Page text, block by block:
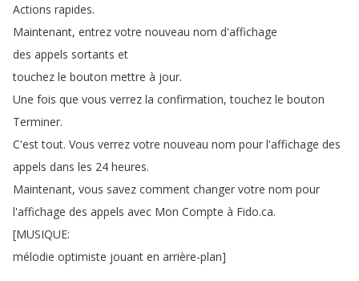
Actions rapides.
Maintenant, entrez votre nouveau nom d'affichage
des appels sortants et
touchez le bouton mettre à jour.
Une fois que vous verrez la confirmation,touchez le bouton
Terminer.
C'est tout. Vous verrez votre nouveau nom pour l'affichage des
appels dans les 24 heures.
Maintenant, vous savez comment changer votre nom pour
l'affichage des appels avec Mon Compte à Fido.ca.
[MUSIQUE:
mélodie optimiste jouant en arrière-plan]